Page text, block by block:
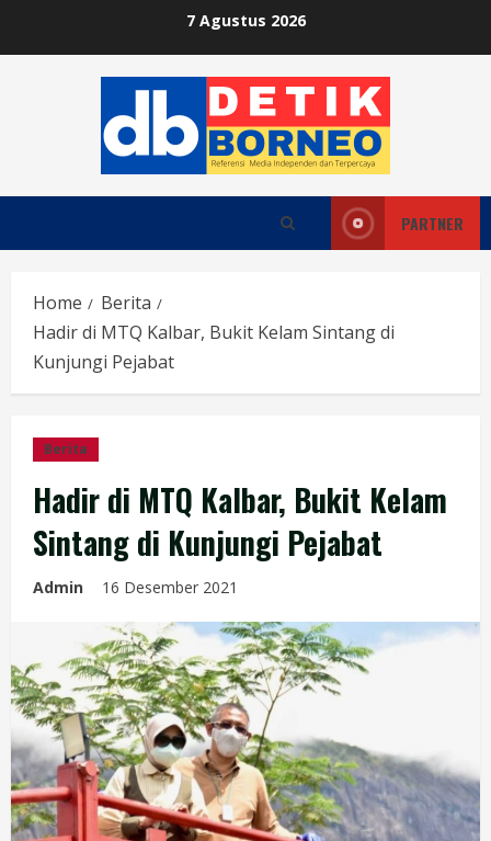
7 Agustus 2026
PARTNER
Home
Berita
Hadir di MTQ Kalbar, Bukit Kelam Sintang di
Kunjungi Pejabat
Berita
Hadir di MTQ Kalbar, Bukit Kelam
Sintang di Kunjungi Pejabat
Admin 16 Desember 2021